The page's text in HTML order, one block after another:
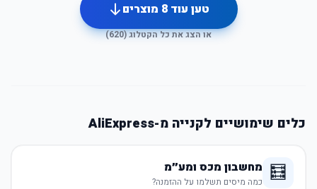
טען עוד8 מוצרים
או הצג את כל הקטלוג (620
)
כלים שימושיים לקנייה מ-AliExpress
🧮 מחשבון מכס ומע״מ
כמה מיסים תשלמו על ההזמנה?